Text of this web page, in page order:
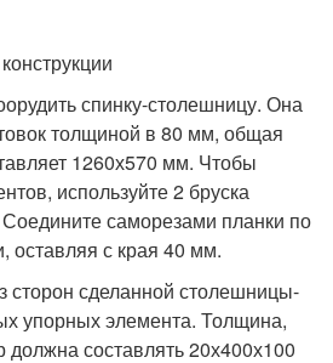
спинку-столешницу. Она
толщиной в 80 мм, общая
1260х570 мм. Чтобы
используйте 2 бруска
саморезами планки по
оставляя с края 40 мм.
сторон сделанной столешницы-
упорных элемента. Толщина,
составлять 20х400х100